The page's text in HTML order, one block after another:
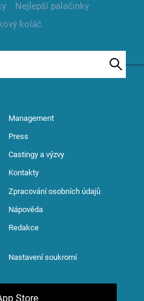
Nejlepší palačinky
koláč
Management
Press
Castingy a výzvy
Kontakty
Zpracování osobních údajů
Nápověda
Redakce
Nastavení soukromí
Store